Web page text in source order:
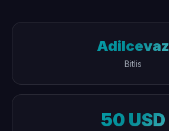
Adilcevaz
Bitlis
50 USD